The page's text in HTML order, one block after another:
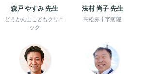
森戸 やすみ 先生
どうかん山こどもクリニ
ック
法村 尚子 先生
高松赤十字病院